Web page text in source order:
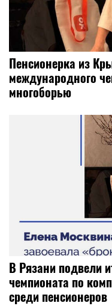
Пенсионерка из
международного
многоборью
В Рязани подвели
чемпионата по
среди пенсионеров